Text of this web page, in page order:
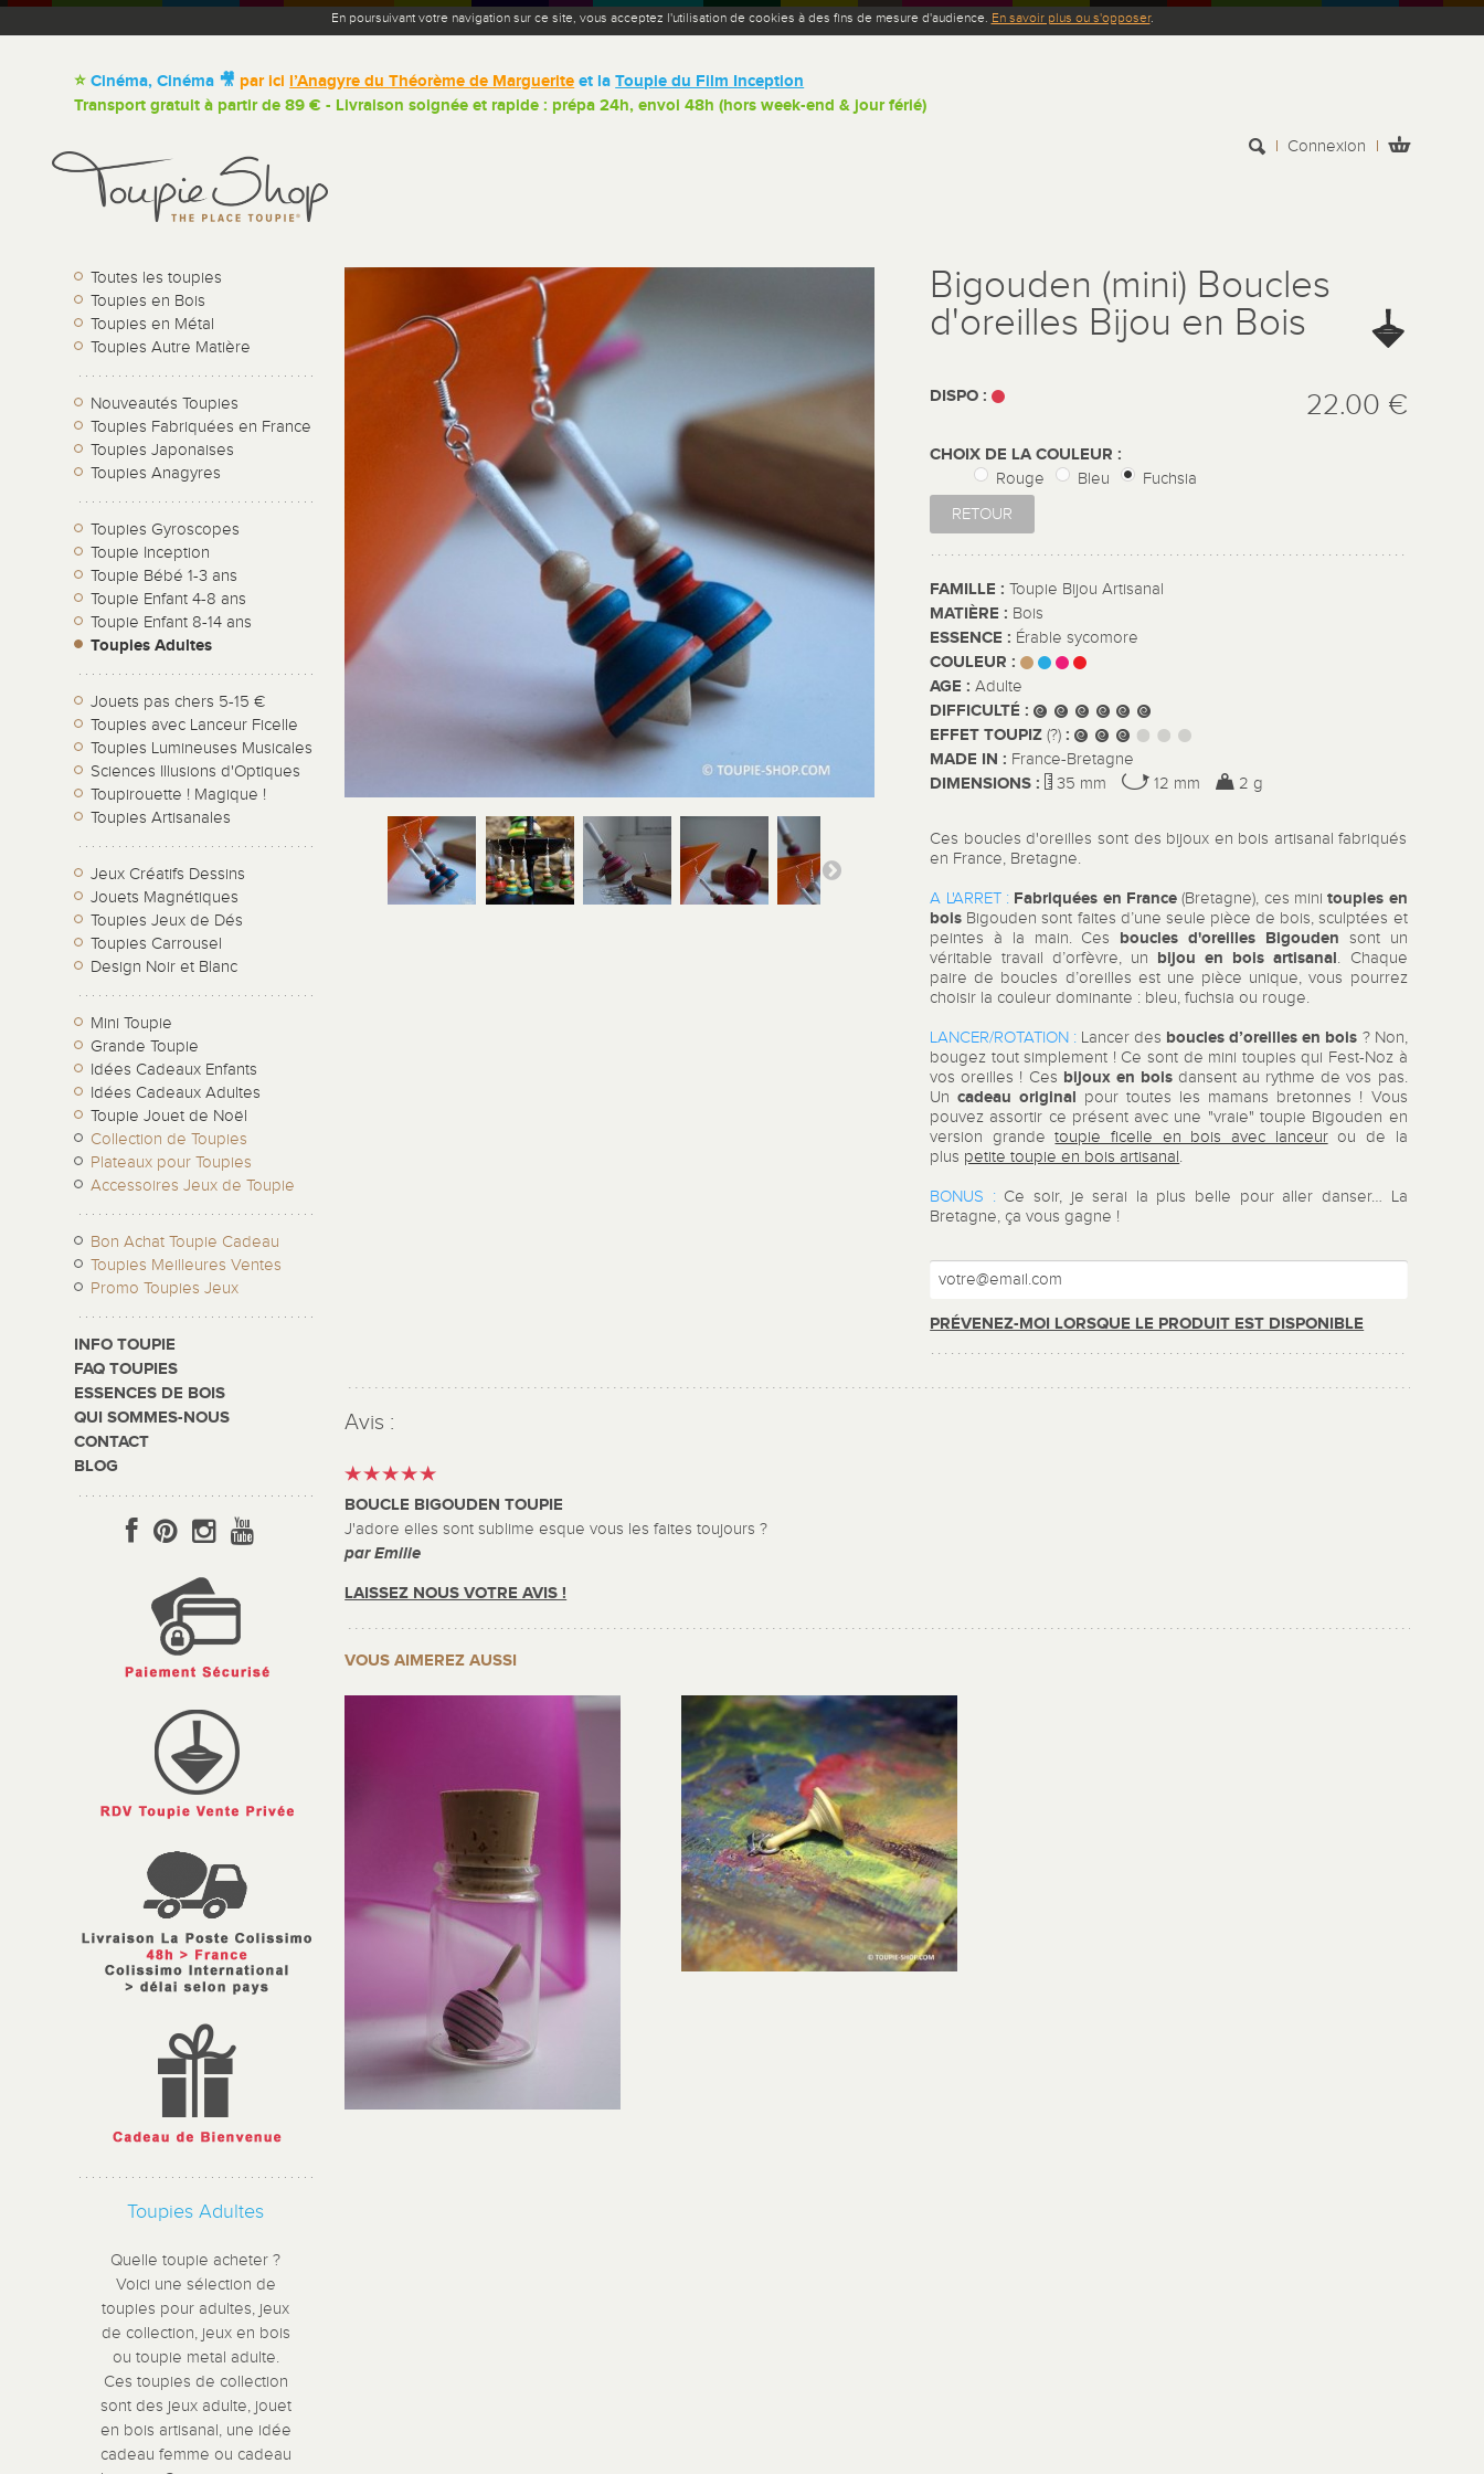
En poursuivant votre navigation sur ce site, vous acceptez l'utilisation de cookies à des fins de mesure d'audience. En savoir plus ou s'opposer.
⭐Cinéma, Cinéma 🎥 par ici l’Anagyre du Théorème de Marguerite et laToupie du Film Inception
Transport gratuit à partir de 89 € - Livraison soignée et rapide : prépa 24h, envoi 48h (hors week-end & jour férié)
Connexion
Toutes les toupies
Toupies en Bois
Toupies en Métal
Toupies Autre Matière
Nouveautés Toupies
Toupies Fabriquées en France
Toupies Japonaises
Toupies Anagyres
Toupies Gyroscopes
Toupie Inception
Toupie Bébé 1-3 ans
Toupie Enfant 4-8 ans
Toupie Enfant 8-14 ans
Toupies Adultes
Jouets pas chers 5-15 €
Toupies avec Lanceur Ficelle
Toupies Lumineuses Musicales
Sciences Illusions d'Optiques
Toupirouette ! Magique !
Toupies Artisanales
Jeux Créatifs Dessins
Jouets Magnétiques
Toupies Jeux de Dés
Toupies Carrousel
Design Noir et Blanc
Mini Toupie
Grande Toupie
Idées Cadeaux Enfants
Idées Cadeaux Adultes
Toupie Jouet de Noël
Collection de Toupies
Plateaux pour Toupies
Accessoires Jeux de Toupie
Bon Achat Toupie Cadeau
Toupies Meilleures Ventes
Promo Toupies Jeux
INFO TOUPIE
FAQ TOUPIES
ESSENCES DE BOIS
QUI SOMMES-NOUS
CONTACT
BLOG
Toupies Adultes
Quelle toupie acheter ?
Voici une sélection de
toupies pour adultes, jeux
de collection, jeux en bois
ou toupie metal adulte.
Ces toupies de collection
sont des jeux adulte, jouet
en bois artisanal, une idée
cadeau femme ou cadeau
Bigouden (mini) Boucles
d'oreilles Bijou en Bois
DISPO : 22.00 €
CHOIX DE LA COULEUR :
Rouge Bleu
Fuchsia
RETOUR
FAMILLE :Toupie Bijou Artisanal
MATIÈRE : Bois
ESSENCE : Érable sycomore
COULEUR :
AGE :Adulte
DIFFICULTÉ :
EFFET TOUPIZ(?) :
MADE IN : France-Bretagne
DIMENSIONS : 35 mm 12 mm 2 g
Ces boucles d'oreilles sont des bijoux en bois artisanal fabriqués
en France, Bretagne.
A L'ARRET : Fabriquées en France(Bretagne), ces mini toupies en
bois Bigouden sont faites d’une seule pièce de bois, sculptées et
peintes à la main. Ces boucles d'oreilles Bigouden sont un
véritable travail d’orfèvre, un bijou en bois artisanal. Chaque
paire de boucles d’oreilles est une pièce unique, vous pourrez
choisir la couleur dominante : bleu, fuchsia ou rouge.
LANCER/ROTATION : Lancer des boucles d’oreilles en bois ? Non,
bougez tout simplement ! Ce sont de mini toupies qui Fest-Noz à
vos oreilles ! Ces bijoux en boisdansent au rythme de vos pas.
Uncadeau original pour toutes les mamans bretonnes ! Vous
pouvez assortir ce présent avec une "vraie" toupie Bigouden en
version grandetoupie ficelle en bois avec lanceurou de la
plus petite toupie en bois artisanal.
BONUS :Ce soir, je serai la plus belle pour aller danser… La
Bretagne, ça vous gagne !
PRÉVENEZ-MOI LORSQUE LE PRODUIT EST DISPONIBLE
Avis :
BOUCLE BIGOUDEN TOUPIE
J'adore elles sont sublime esque vous les faites toujours ?
par Emilie
LAISSEZ NOUS VOTRE AVIS !
VOUS AIMEREZ AUSSI